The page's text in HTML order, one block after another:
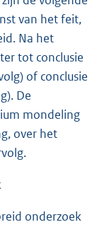
van het feit,
Na het
tot conclusie
of conclusie
De
mondeling
over het
onderzoek